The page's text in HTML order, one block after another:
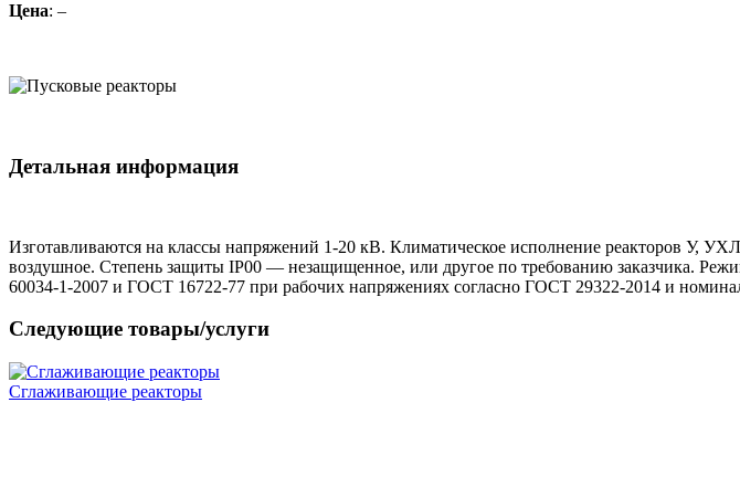
Цена: –
Детальная информация
Изготавливаются на классы напряжений 1-20 кВ. Климатическое исполнение реакторов У,
воздушное. Степень защиты IP00 — незащищенное, или другое по требованию заказчика.
60034-1-2007 и ГОСТ 16722-77 при рабочих напряжениях согласно ГОСТ 29322-2014 и
Следующие товары/услуги
Сглаживающие реакторы